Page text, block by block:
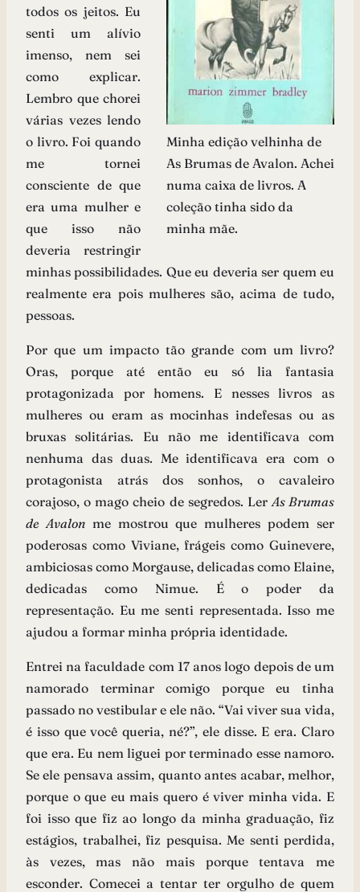
Minha edição velhinha de
As Brumas de Avalon. Achei
numa caixa de livros. A
coleção tinha sido da
minha mãe.
todos os jeitos. Eu
senti um alívio
imenso, nem sei
como explicar.
Lembro que chorei
várias vezes lendo
o livro. Foi quando
me tornei
consciente de que
era uma mulher e
que isso não
deveria restringir
minhas possibilidades. Que eu deveria ser quem eu
realmente era pois mulheres são, acima de tudo,
pessoas.
Por que um impacto tão grande com um livro?
Oras, porque até então eu só lia fantasia
protagonizada por homens. E nesses livros as
mulheres ou eram as mocinhas indefesas ou as
bruxas solitárias. Eu não me identificava com
nenhuma das duas. Me identificava era com o
protagonista atrás dos sonhos, o cavaleiro
corajoso, o mago cheio de segredos. LerAs Brumas
de Avalonme mostrou que mulheres podem ser
poderosas como Viviane, frágeis como Guinevere,
ambiciosas como Morgause, delicadas como Elaine,
dedicadas como Nimue. É o poder da
representação. Eu me senti representada. Isso me
ajudou a formar minha própria identidade.
Entrei na faculdade com 17 anos logo depois de um
namorado terminar comigo porque eu tinha
passado no vestibular e ele não. “Vai viver sua vida,
é isso que você queria, né?”, ele disse. E era. Claro
que era. Eu nem liguei por terminado esse namoro.
Se ele pensava assim, quanto antes acabar, melhor,
porque o que eu mais quero é viver minha vida. E
foi isso que fiz ao longo da minha graduação, fiz
estágios, trabalhei, fiz pesquisa. Me senti perdida,
às vezes, mas não mais porque tentava me
esconder. Comecei a tentar ter orgulho de quem